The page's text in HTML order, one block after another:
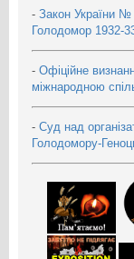
- Закон України №
Голодомор 1932-
- Офіційне
міжнародною
- Суд над
Голодомору-